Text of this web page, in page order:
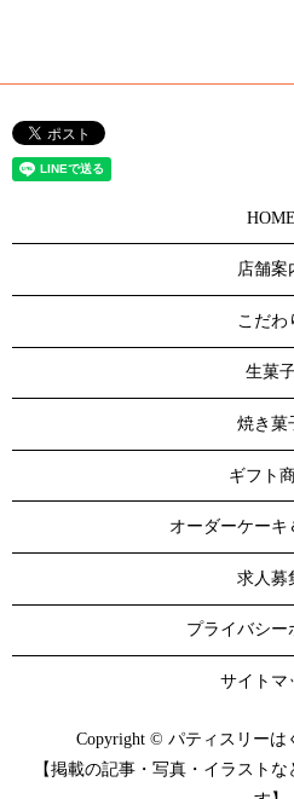
HOME
店舗案
こだわ
生菓
焼き菓
ギフト
オーダーケーキ
求人募
プライバシー
サイトマ
Copyright © パティスリーは
【掲載の記事・写真・イラスト